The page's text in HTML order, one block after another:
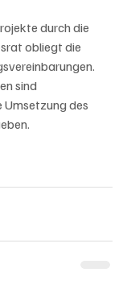
durch die
obliegt die
sind
des